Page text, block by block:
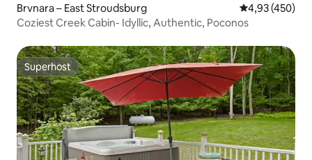
Brvnara – East Stroudsburg Prosječna
4,93 (450)
Coziest Creek Cabin- Idyllic, Authentic, Poconos
Superhost
Superhost